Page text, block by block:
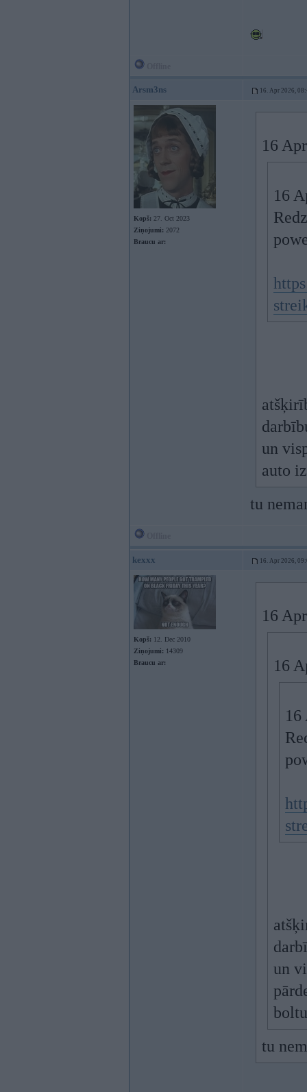
Arsm3ns 16. Apr 2026,
Kopš: 27. Oct 2023
Ziņojumi: 2072
Braucu ar:
16
16
un
auto
tu
kexxx 16. Apr 2026,
Kopš: 12. Dec 2010
Ziņojumi: 14309
Braucu ar:
16
16
16
un
tu